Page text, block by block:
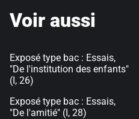
Voir aussi
Exposé type bac : Essais,
"De l'institution des enfants"
(I, 26)
Exposé type bac : Essais,
"De l'amitié" (I, 28)